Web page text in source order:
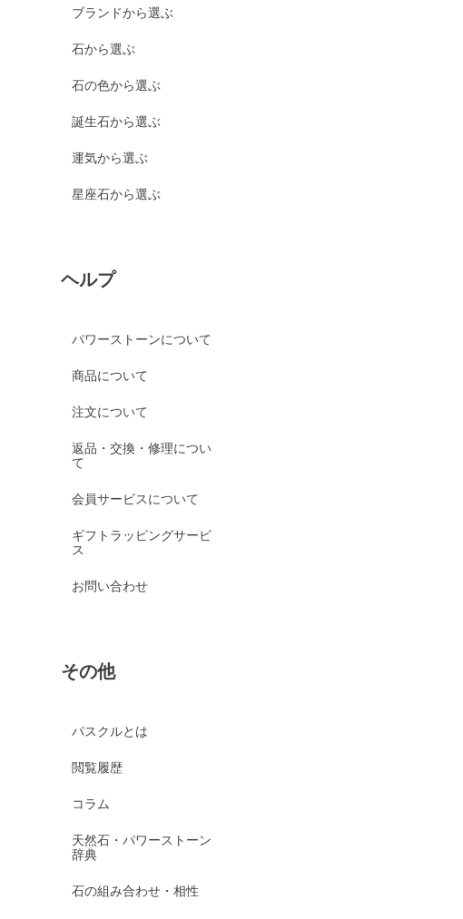
ブランドから選ぶ
石から選ぶ
石の色から選ぶ
誕生石から選ぶ
運気から選ぶ
星座石から選ぶ
ヘルプ
パワーストーンについて
商品について
注文について
返品・交換・修理につい
て
会員サービスについて
ギフトラッピングサービ
ス
お問い合わせ
その他
パスクルとは
閲覧履歴
コラム
天然石・パワーストーン
辞典
石の組み合わせ・相性